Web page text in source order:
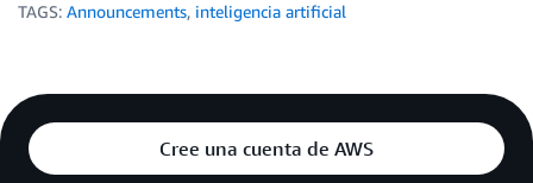
TAGS: Announcements, inteligencia artificial
Cree una cuenta de AWS